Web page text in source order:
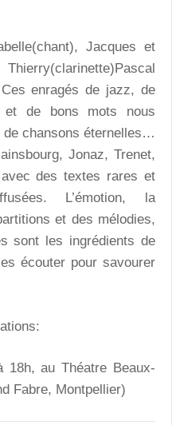
Jacques et
enragés de jazz, de
et de bons mots nous
de chansons éternelles…
Jonaz, Trenet,
des textes rares et
L’émotion, la
et des mélodies,
sont les ingrédients de
écouter pour savourer
au Théatre Beaux-
Fabre, Montpellier)